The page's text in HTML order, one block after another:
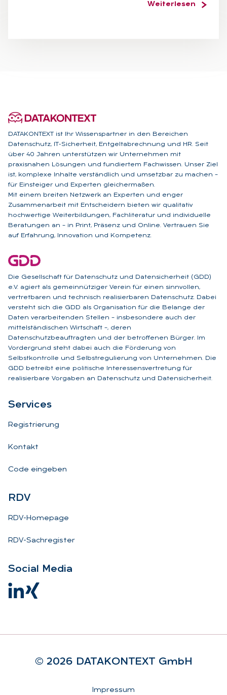
Weiterlesen
DATAKONTEXT ist Ihr Wissenspartner in den Bereichen
Datenschutz, IT-Sicherheit, Entgeltabrechnung und HR. Seit
über 40 Jahren unterstützen wir Unternehmen mit
praxisnahen Lösungen und fundiertem Fachwissen. Unser Ziel
ist, komplexe Inhalte verständlich und umsetzbar zu machen –
für Einsteiger und Experten gleichermaßen.
Mit einem breiten Netzwerk an Experten und enger
Zusammenarbeit mit Entscheidern bieten wir qualitativ
hochwertige Weiterbildungen, Fachliteratur und individuelle
Beratungen an – in Print, Präsenz und Online. Vertrauen Sie
auf Erfahrung, Innovation und Kompetenz.
Die Gesellschaft für Datenschutz und Datensicherheit (GDD)
e.V. agiert als gemeinnütziger Verein für einen sinnvollen,
vertretbaren und technisch realisierbaren Datenschutz. Dabei
versteht sich die GDD als Organisation für die Belange der
Daten verarbeitenden Stellen – insbesondere auch der
mittelständischen Wirtschaft –, deren
Datenschutzbeauftragten und der betroffenen Bürger. Im
Vordergrund steht dabei auch die Förderung von
Selbstkontrolle und Selbstregulierung von Unternehmen. Die
GDD betreibt eine politische Interessensvertretung für
realisierbare Vorgaben an Datenschutz und Datensicherheit.
Ser­vices
Registrierung
Kontakt
Code eingeben
RDV
RDV-Homepage
RDV-Sachregister
So­ci­al Me­dia
© 2026 DA­TA­KON­TEXT GmbH
Impressum